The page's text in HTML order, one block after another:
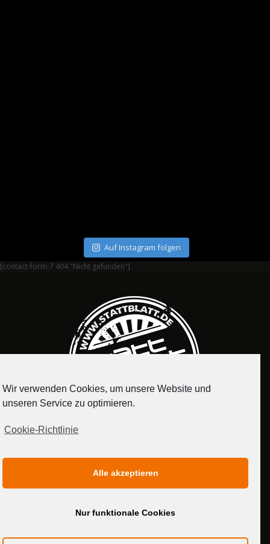
Auf Instagram folgen
[contact-form-7 404 "Nicht gefunden"]
MEDIADATEN
Wir verwenden Cookies, um unsere Website und
unseren Service zu optimieren.
Cookie-Richtlinie
Alle akzeptieren
Nur funktionale Cookies